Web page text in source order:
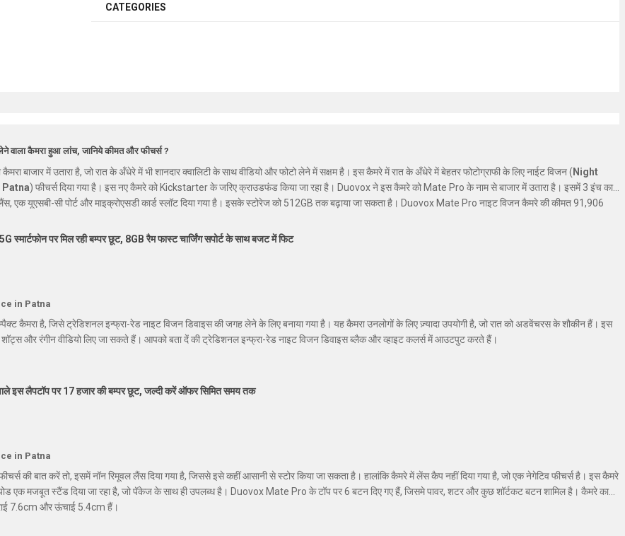
CATEGORIES
वाला कैमरा हुआ लांच, जानिये कीमत और फीचर्स ?
बाजार में उतारा है, जो रात के अँधेरे में भी शानदार क्वालिटी के साथ वीडियो और फोटो लेने में सक्षम है। इस कैमरे में रात के अँधेरे में बेहतर फोटोग्राफी के लिए नाईट विजन (Night
) फीचर्स दिया गया है। इस नए कैमरे को Kickstarter के जरिए क्राउडफंड किया जा रहा है। Duovox ने इस कैमरे को Mate Pro के नाम से बाजार में उतारा है। इसमें 3 इंच का
एक यूएसबी-सी पोर्ट और माइक्रोएसडी कार्ड स्लॉट दिया गया है। इसके स्टोरेज को 512GB तक बढ़ाया जा सकता है। Duovox Mate Pro नाइट विजन कैमरे की कीमत 91,906
स्मार्टफोन पर मिल रही बम्पर छूट, 8GB रैम फास्ट चार्जिंग सपोर्ट के साथ बजट में फिट
in Patna
कैमरा है, जिसे ट्रेडिशनल इन्फ्रा-रेड नाइट विजन डिवाइस की जगह लेने के लिए बनाया गया है। यह कैमरा उनलोगों के लिए ज़्यादा उपयोगी है, जो रात को अडवेंचरस के शौकीन हैं। इस
शॉट्स और रंगीन वीडियो लिए जा सकते हैं। आपको बता दें की ट्रेडिशनल इन्फ्रा-रेड नाइट विजन डिवाइस ब्लैक और व्हाइट कलर्स में आउटपुट करते हैं।
इस लैपटॉप पर 17 हजार की बम्पर छूट, जल्दी करें ऑफर सिमित समय तक
in Patna
की बात करें तो, इसमें नॉन रिमूवल लैंस दिया गया है, जिससे इसे कहीं आसानी से स्टोर किया जा सकता है। हालांकि कैमरे में लेंस कैप नहीं दिया गया है, जो एक नेगेटिव फीचर्स है। इस कैमरे
एक मजबूत स्टैंड दिया जा रहा है, जो पॅकेज के साथ ही उपलब्ध है। Duovox Mate Pro के टॉप पर 6 बटन दिए गए हैं, जिसमे पावर, शटर और कुछ शॉर्टकट बटन शामिल है। कैमरे का
7.6cm और ऊंचाई 5.4cm हैं।